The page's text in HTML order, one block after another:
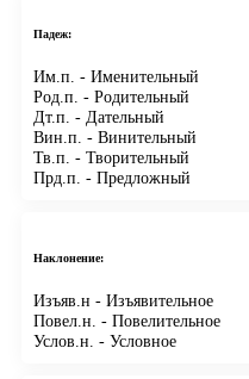
Падеж:
Им.п. - Именительный
Род.п. - Родительный
Дт.п. - Дательный
Вин.п. - Винительный
Тв.п. - Творительный
Прд.п. - Предложный
Наклонение:
Изъяв.н - Изъявительное
Повел.н. - Повелительное
Услов.н. - Условное